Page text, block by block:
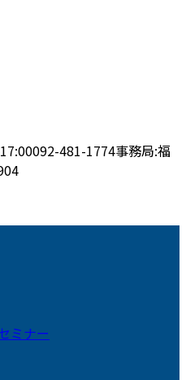
092-481-1774事務局:福
ミナー